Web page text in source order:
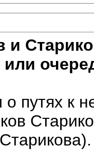
и
путях к